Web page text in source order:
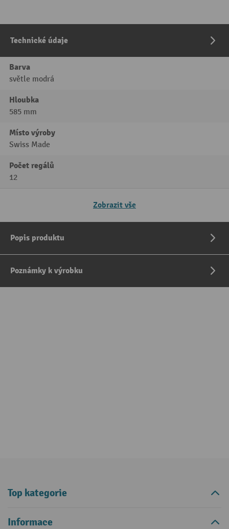
Technické údaje
Barva
světle modrá
Hloubka
585 mm
Místo výroby
Swiss Made
Počet regálů
12
Zobrazit vše
Popis produktu
Poznámky k výrobku
Top kategorie
Informace